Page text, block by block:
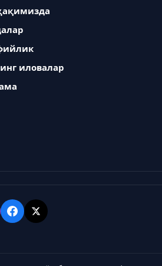
иловалар